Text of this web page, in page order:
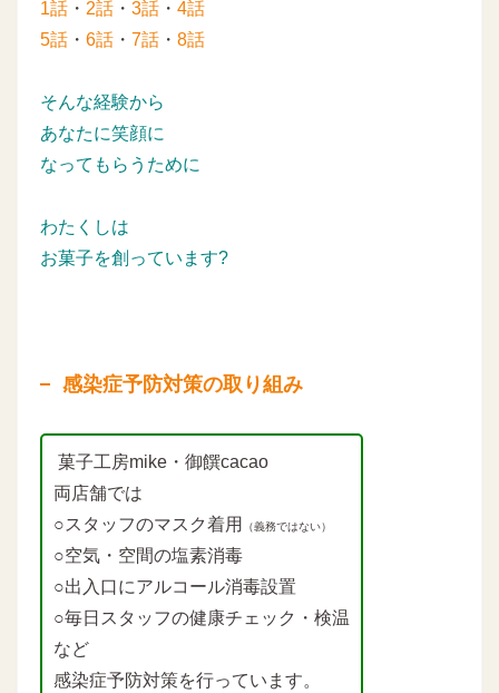
1話 ・ 2話 ・ 3話 ・ 4話
5話 ・ 6話 ・ 7話 ・ 8話
そんな経験から
あなたに笑顔に
なってもらうために
わたくしは
お菓子を創っています?
感染症予防対策の取り組み
菓子工房mike・御饌cacao
両店舗では
○スタッフのマスク着用
（義務ではない）
○空気・空間の塩素消毒
○出入口にアルコール消毒設置
○毎日スタッフの健康チェック・検温
など
感染症予防対策を行っています。